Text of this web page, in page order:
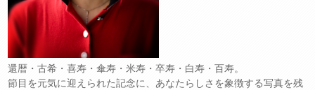
還暦・古希・喜寿・傘寿・米寿・卒寿・白寿・百寿。
節目を元気に迎えられた記念に、あなたらしさを象徴する写真を残